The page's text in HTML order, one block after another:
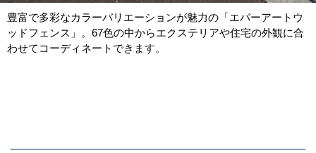
豊富で多彩なカラーバリエーションが魅力の「エバーアートウ
ッドフェンス」。67色の中からエクステリアや住宅の外観に合
わせてコーディネートできます。